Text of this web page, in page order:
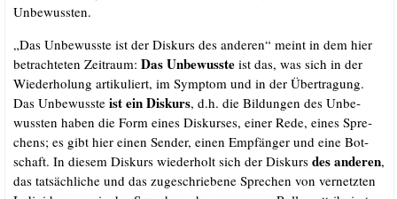
Unbewussten.
„Das Unbe­wuss­te ist der Dis­kurs des ande­ren“ meint in dem hier
betrach­te­ten Zeit­raum: Das Unbe­wuss­teist das, was sich in der
Wie­der­ho­lung arti­ku­liert, im Sym­ptom und in der Über­tra­gung.
Das Unbe­wuss­te ist ein Dis­kurs, d.h. die Bil­dun­gen des Unbe­
wuss­ten haben die Form eines Dis­kur­ses, einer Rede, eines Spre­
chens; es gibt hier einen Sen­der, einen Emp­fän­ger und eine Bot­
schaft. In die­sem Dis­kurs wie­der­holt sich der Dis­kurs des ande­ren,
das tat­säch­li­che und das zuge­schrie­be­ne Spre­chen von ver­netz­ten